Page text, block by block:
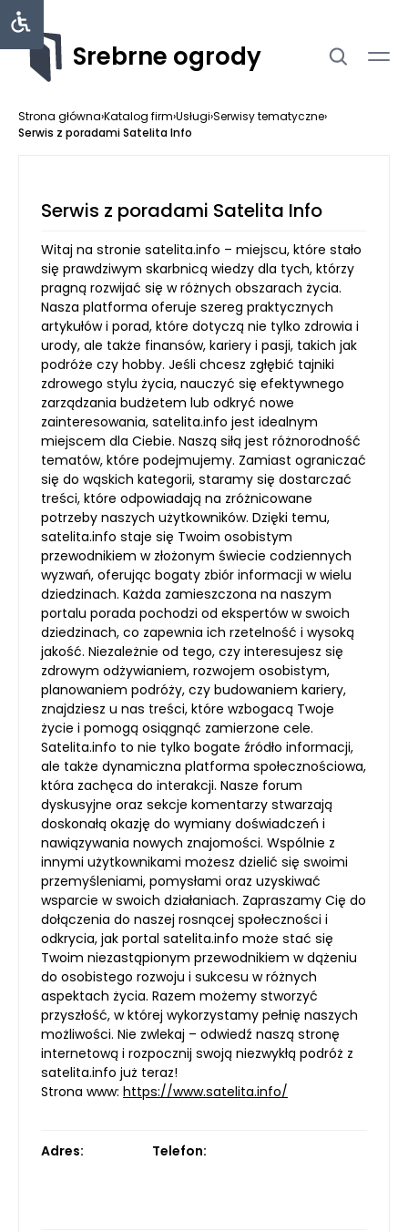
Srebrne ogrody
Strona główna›Katalog firm›Usługi›Serwisy tematyczne›
Serwis z poradami Satelita Info
Serwis z poradami Satelita Info
Witaj na stronie satelita.info – miejscu, które stało
się prawdziwym skarbnicą wiedzy dla tych, którzy
pragną rozwijać się w różnych obszarach życia.
Nasza platforma oferuje szereg praktycznych
artykułów i porad, które dotyczą nie tylko zdrowia i
urody, ale także finansów, kariery i pasji, takich jak
podróże czy hobby. Jeśli chcesz zgłębić tajniki
zdrowego stylu życia, nauczyć się efektywnego
zarządzania budżetem lub odkryć nowe
zainteresowania, satelita.info jest idealnym
miejscem dla Ciebie. Naszą siłą jest różnorodność
tematów, które podejmujemy. Zamiast ograniczać
się do wąskich kategorii, staramy się dostarczać
treści, które odpowiadają na zróżnicowane
potrzeby naszych użytkowników. Dzięki temu,
satelita.info staje się Twoim osobistym
przewodnikiem w złożonym świecie codziennych
wyzwań, oferując bogaty zbiór informacji w wielu
dziedzinach. Każda zamieszczona na naszym
portalu porada pochodzi od ekspertów w swoich
dziedzinach, co zapewnia ich rzetelność i wysoką
jakość. Niezależnie od tego, czy interesujesz się
zdrowym odżywianiem, rozwojem osobistym,
planowaniem podróży, czy budowaniem kariery,
znajdziesz u nas treści, które wzbogacą Twoje
życie i pomogą osiągnąć zamierzone cele.
Satelita.info to nie tylko bogate źródło informacji,
ale także dynamiczna platforma społecznościowa,
która zachęca do interakcji. Nasze forum
dyskusyjne oraz sekcje komentarzy stwarzają
doskonałą okazję do wymiany doświadczeń i
nawiązywania nowych znajomości. Wspólnie z
innymi użytkownikami możesz dzielić się swoimi
przemyśleniami, pomysłami oraz uzyskiwać
wsparcie w swoich działaniach. Zapraszamy Cię do
dołączenia do naszej rosnącej społeczności i
odkrycia, jak portal satelita.info może stać się
Twoim niezastąpionym przewodnikiem w dążeniu
do osobistego rozwoju i sukcesu w różnych
aspektach życia. Razem możemy stworzyć
przyszłość, w której wykorzystamy pełnię naszych
możliwości. Nie zwlekaj – odwiedź naszą stronę
internetową i rozpocznij swoją niezwykłą podróż z
satelita.info już teraz!
Strona www: https://www.satelita.info/
Adres: Telefon: